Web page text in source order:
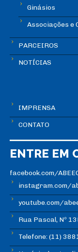
Ginásios
Associações e
PARCEIROS
NOTÍCIAS
IMPRENSA
CONTATO
ENTRE EM
facebook.com/
instagram.com/
youtube.com/
Rua Pascal, Nº
Telefone: (11)